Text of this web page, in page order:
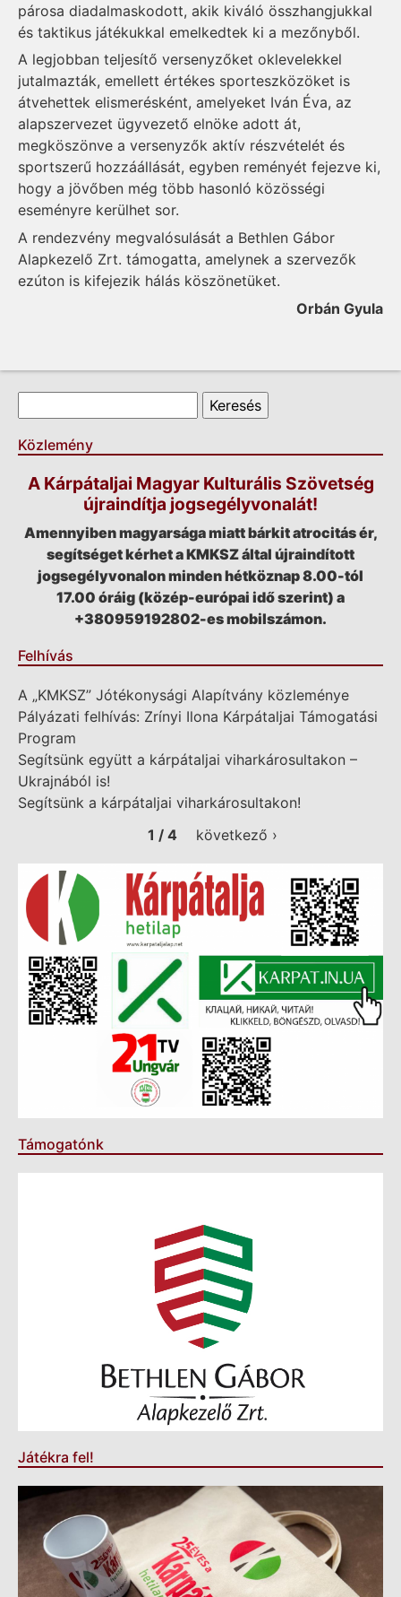
párosa diadalmaskodott, akik kiváló összhangjukkal
és taktikus játékukkal emelkedtek ki a mezőnyből.
A legjobban teljesítő versenyzőket oklevelekkel
jutalmazták, emellett értékes sporteszközöket is
átvehettek elismerésként, amelyeket Iván Éva, az
alapszervezet ügyvezető elnöke adott át,
megköszönve a versenyzők aktív részvételét és
sportszerű hozzáállását, egyben reményét fejezve ki,
hogy a jövőben még több hasonló közösségi
eseményre kerülhet sor.
A rendezvény megvalósulását a Bethlen Gábor
Alapkezelő Zrt. támogatta, amelynek a szervezők
ezúton is kifejezik hálás köszönetüket.
Orbán Gyula
Keresés űrlap
Keresés
Közlemény
A Kárpátaljai Magyar Kulturális Szövetség
újraindítja jogsegélyvonalát!
Amennyiben magyarsága miatt bárkit atrocitás ér,
segítséget kérhet a KMKSZ által újraindított
jogsegélyvonalon minden hétköznap 8.00-tól
17.00 óráig (közép-európai idő szerint) a
+380959192802-es mobilszámon.
Felhívás
A „KMKSZ” Jótékonysági Alapítvány közleménye
Pályázati felhívás: Zrínyi Ilona Kárpátaljai Támogatási
Program
Segítsünk együtt a kárpátaljai viharkárosultakon –
Ukrajnából is!
Segítsünk a kárpátaljai viharkárosultakon!
1 / 4
következő ›
Támogatónk
Játékra fel!